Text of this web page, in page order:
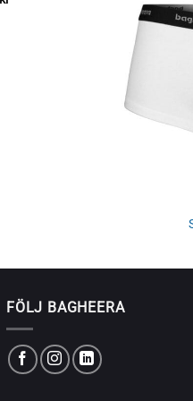
FÖLJ BAGHEERA